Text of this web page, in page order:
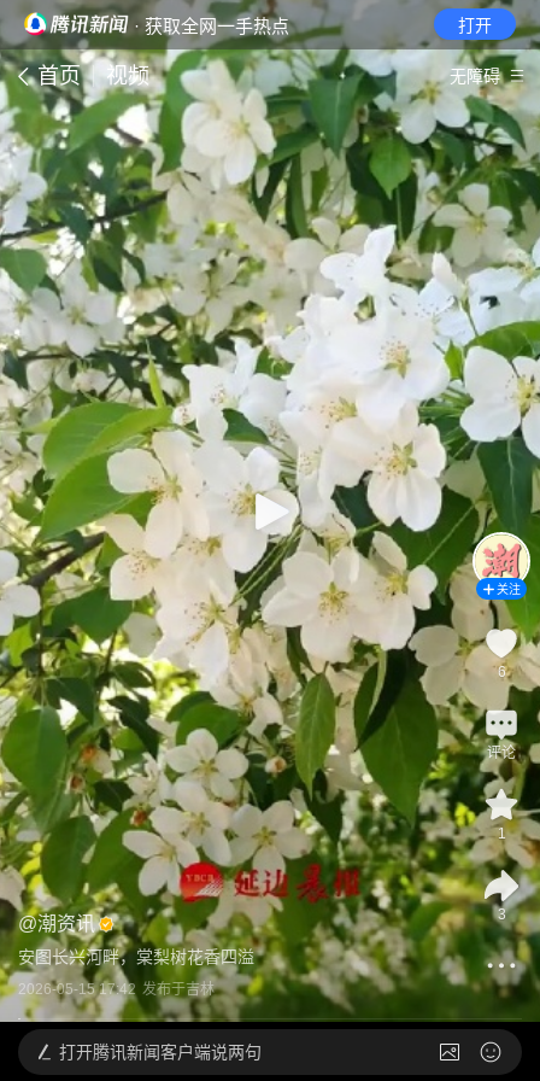
· 获取全网一手热点 打开
首页 视频 无障碍
@潮资讯
安图长兴河畔，棠梨树花香四溢
2026-05-15 17:42 发布于吉林
关注
6
评论
1
3
打开腾讯新闻客户端说两句